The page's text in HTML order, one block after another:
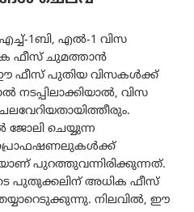
1ബി, എൽ-1 വിസ
ഫീസ് ചുമത്താൻ
ഫീസ് പുതിയ വിസകൾക്ക്
നടപ്പിലാക്കിയാൽ, വിസ
ജോലി ചെയ്യുന്ന
പ്രൊഫഷണലുകൾക്ക്
പുറത്തുവന്നിരിക്കുന്നത്.
പുതുക്കലിന് അധിക ഫീസ്
നിലവിൽ, ഈ